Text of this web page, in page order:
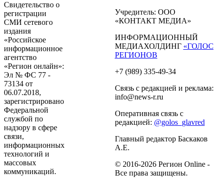
Свидетельство о
регистрации
СМИ сетевого
издания
«Российское
информационное
агентство
«Регион онлайн»:
Эл № ФС 77 -
73134 от
06.07.2018,
зарегистрировано
Федеральной
службой по
надзору в сфере
связи,
информационных
технологий и
массовых
коммуникаций.
Учредитель: ООО
«КОНТАКТ МЕДИА»
ИНФОРМАЦИОННЫЙ
МЕДИАХОЛДИНГ «ГОЛОС
РЕГИОНОВ
+7 (989) 335-49-34
Связь с редакцией и реклама:
info@news-r.ru
Оперативная связь с
редакцией: @golos_glavred
Главный редактор Баскаков
А.Е.
© 2016-2026 Регион Online -
Все права защищены.